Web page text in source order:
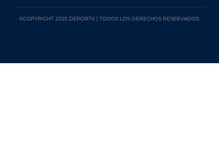
©COPYRIGHT 2025 DEPORTV | TODOS LOS DERECHOS RESERVADOS.